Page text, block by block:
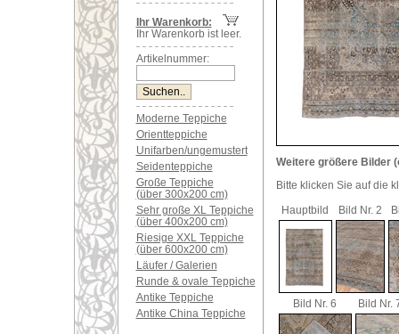
Ihr Warenkorb:
Ihr Warenkorb ist leer.
Artikelnummer:
Moderne Teppiche
Orientteppiche
Unifarben/ungemustert
Seidenteppiche
Große Teppiche
(über 300x200 cm)
Sehr große XL Teppiche
(über 400x200 cm)
Riesige XXL Teppiche
(über 600x200 cm)
Läufer / Galerien
Runde & ovale Teppiche
Antike Teppiche
Antike China Teppiche
Weitere größere Bilder
Bitte klicken Sie auf die
Hauptbild
Bild Nr. 2
Bild Nr. 6 Bild Nr.